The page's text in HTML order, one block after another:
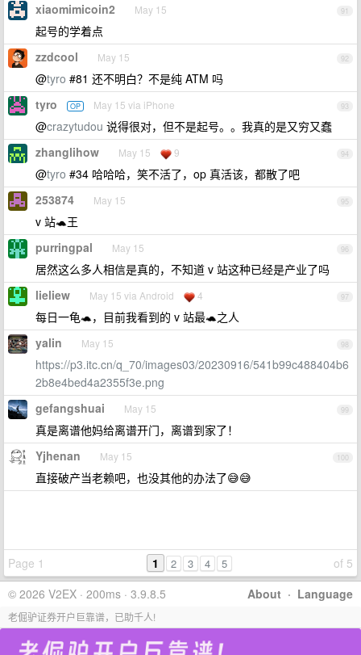
91
xiaomimicoin2 May 15
起号的学着点
92
zzdcool May 15
@tyro #81 还不明白？不是纯 ATM 吗
93
tyro OP May 15 via iPhone
@crazytudou 说得很对，但不是起号。。我真的是又穷又蠢
94
zhanglihow May 15 9
@tyro #34 哈哈哈，笑不活了，op 真活该，都散了吧
95
253874 May 15
v 站🐢王
96
purringpal May 15
居然这么多人相信是真的，不知道 v 站这种已经是产业了吗
97
lieliew May 15 via Android 4
每日一龟🐢，目前我看到的 v 站最🐢之人
98
yalin May 15
https://p3.itc.cn/q_70/images03/20230916/541b99c488404b6
2b8e4bed4a2355f3e.png
99
gefangshuai May 15
真是离谱他妈给离谱开门，离谱到家了！
100
Yjhenan May 15
直接破产当老赖吧，也没其他的办法了😅😅
Page 1 of 5
1 2 3 4 5
About · Language
© 2026 V2EX · 200ms · 3.9.8.5
老倔驴证券开户巨靠谱，已助千人!